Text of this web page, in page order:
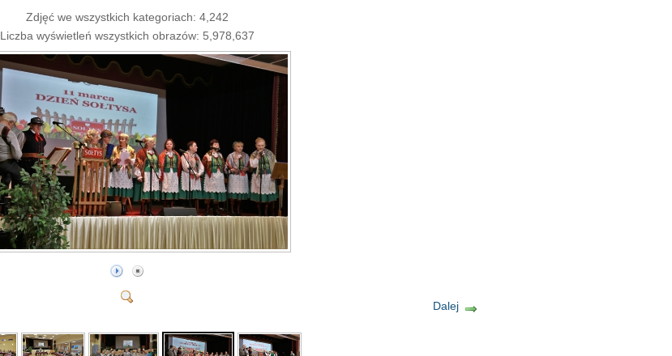
Zdjęć we wszystkich kategoriach: 4,242
Liczba wyświetleń wszystkich obrazów: 5,978,637
Dalej